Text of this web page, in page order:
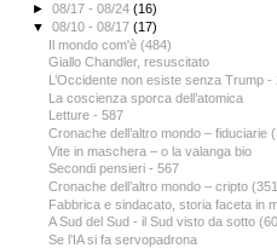
►08/17 - 08/24(16)
▼08/10 - 08/17(17)
Il mondo com'è (484)
Giallo Chandler, resuscitato
L’Occidente non esiste senza Trump -
La coscienza sporca dell’atomica
Letture - 587
Cronache dell’altro mondo – fiduciarie
Vite in maschera – o la valanga bio
Secondi pensieri - 567
Cronache dell’altro mondo – cripto
Fabbrica e sindacato, storia faceta in
A Sud del Sud - il Sud visto da sotto
Se l’IA si fa servopadrona